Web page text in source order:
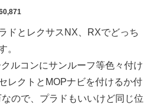
ドとレクサスNX、RXでどっち
。
ルコンにサンルーフ等色々付け
レクトとMOPナビを付けるか付
ので、プラドもいいけど同じ位